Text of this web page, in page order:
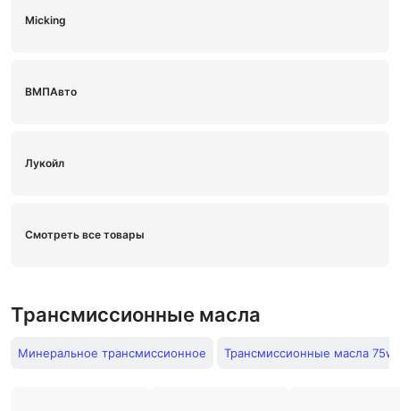
Micking
ВМПАвто
Лукойл
Смотреть все товары
Трансмиссионные масла
Минеральное трансмиссионное Трансмиссионные масла